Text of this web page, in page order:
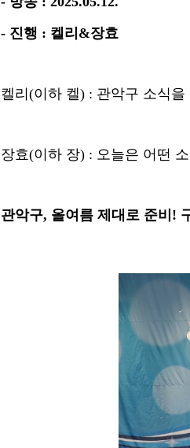
- 진행 : 켈리 &장효
켈리 (이하 켈) : 관악구 소식을
장효(이하 장) : 오늘은 어떤
관악구, 올여름 제대로 준비 !